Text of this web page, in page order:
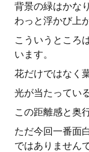
背景の緑はかな
わっと浮かび上が
こういうところ
います。
花だけではなく
光が当たってい
この距離感と奥
ただ今回一番面
ではありません